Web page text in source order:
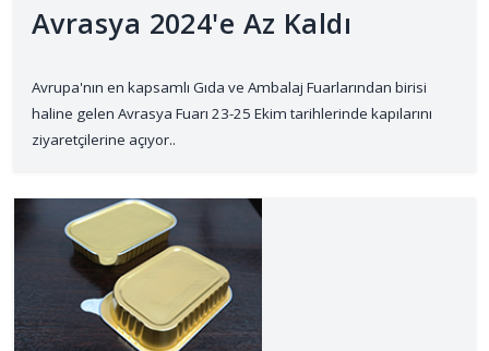
Avrasya 2024'e Az Kaldı
Avrupa'nın en kapsamlı Gıda ve Ambalaj Fuarlarından birisi
haline gelen Avrasya Fuarı 23-25 Ekim tarihlerinde kapılarını
ziyaretçilerine açıyor..